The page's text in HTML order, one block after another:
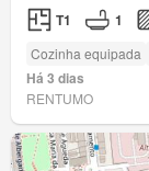
T1 1
Cozinha equipada
Há 3 dias
RENTUMO